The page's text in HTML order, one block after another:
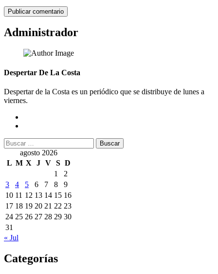
Administrador
Despertar De La Costa
Despertar de la Costa es un periódico que se distribuye de lunes a
viernes.
Buscar:
agosto 2026
L M X J V S D
1
2
3
4 5 6 7 8
9
10 11 12 13 14 15 16
17 18 19 20 21 22 23
24 25 26 27 28 29 30
31
« Jul
Categorías